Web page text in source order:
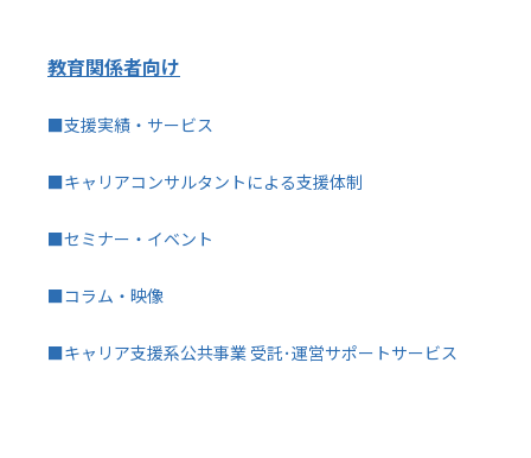
教育関係者向け
■支援実績・サービス
■キャリアコンサルタントによる支援体制
■セミナー・イベント
■コラム・映像
■キャリア支援系公共事業 受託･運営サポートサービス